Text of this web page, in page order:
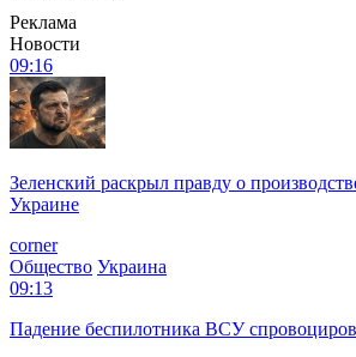
Реклама
Новости
09:16
Зеленский раскрыл правду о
Украине
corner
Общество Украина
09:13
Падение беспилотника ВСУ